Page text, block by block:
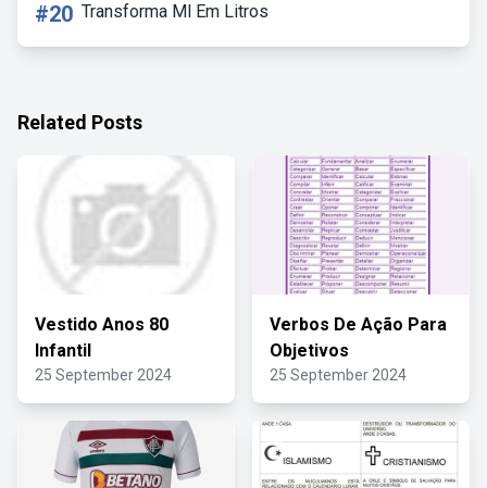
#20 Transforma Ml Em Litros
Related Posts
Vestido Anos 80
Infantil
25 September 2024
Verbos De Ação Para
Objetivos
25 September 2024